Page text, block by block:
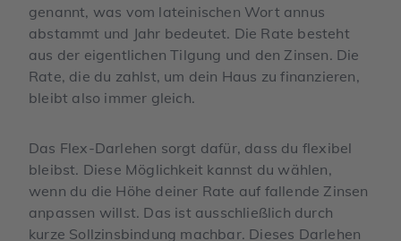
genannt, was vom lateinischen Wort annus
abstammt und Jahr bedeutet. Die Rate besteht
aus der eigentlichen Tilgung und den Zinsen. Die
Rate, die du zahlst, um dein Haus zu finanzieren,
bleibt also immer gleich.
Das Flex-Darlehen sorgt dafür, dass du flexibel
bleibst. Diese Möglichkeit kannst du wählen,
wenn du die Höhe deiner Rate auf fallende Zinsen
anpassen willst. Das ist ausschließlich durch
kurze Sollzinsbindung machbar. Dieses Darlehen